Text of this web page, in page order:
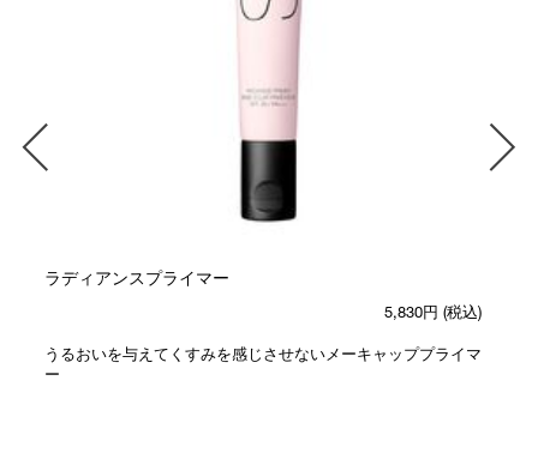
ラディアンスプライマー
5,830円 (税込)
うるおいを与えてくすみを感じさせないメーキャッププライマ
ー